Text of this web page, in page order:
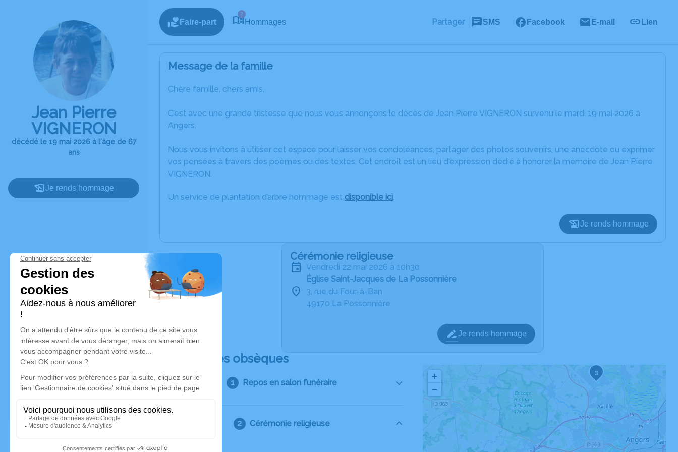
Jean Pierre
VIGNERON
décédé le 19 mai 2026 à l'âge de 67
ans
Je rends hommage
Faire-part
2
Hommages Partager SMS Facebook E-mail Lien
Message de la famille
Chère famille, chers amis,
C’est avec une grande tristesse que nous vous annonçons le décès de Jean Pierre VIGNERON survenu le mardi 19 mai 2026 à
Angers.
Nous vous invitons à utiliser cet espace pour laisser vos condoléances, partager des photos souvenirs, une anecdote ou exprimer
vos pensées à travers des poèmes ou des textes. Cet endroit est un lieu d'expression dédié à honorer la mémoire de Jean Pierre
VIGNERON.
Un service de plantation d’arbre hommage est disponible ici.
Je rends hommage
Cérémonie religieuse
vendredi 22 mai 2026 à 10h30
Église Saint-Jacques de La Possonnière
3, rue du Four-à-Ban
49170 La Possonnière
Je rends hommage
Déroulé des obsèques
Repos en salon funéraire
Cérémonie religieuse
3
+
−